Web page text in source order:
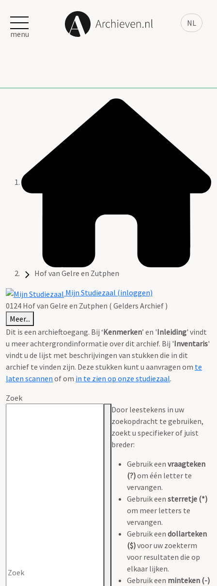
NL
menu
Hof van Gelre en Zutphen
Mijn Studiezaal (inloggen)
0124 Hof van Gelre en Zutphen ( Gelders Archief )
Meer...
Dit is een archieftoegang. Bij ‘Kenmerken’ en 'Inleiding' vindt
u meer achtergrondinformatie over dit archief. Bij 'Inventaris'
vindt u de lijst met beschrijvingen van stukken die in dit
archief te vinden zijn. Deze stukken kunt u aanvragen om te
laten scannen of om in te zien op onze studiezaal.
Zoek
Door leestekens in uw
zoekopdracht te gebruiken,
zoekt u specifieker of juist
breder:
Gebruik een vraagteken
(?)om één letter te
vervangen.
Gebruik een sterretje (*)
om meer letters te
vervangen.
Gebruik een dollarteken
($)voor uw zoekterm
voor resultaten die op
elkaar lijken.
Gebruik een minteken (-)